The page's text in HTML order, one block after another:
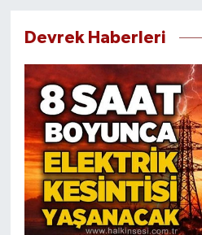
Devrek Haberleri